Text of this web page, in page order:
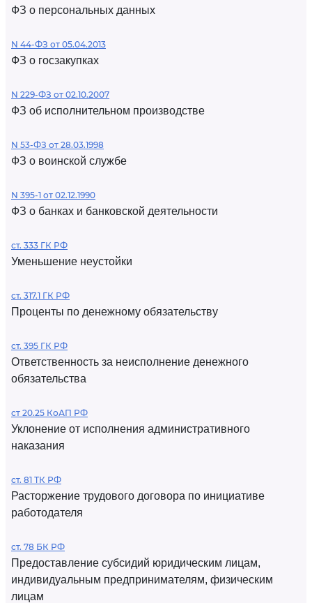
ФЗ о персональных данных
N 44-ФЗ от 05.04.2013
ФЗ о госзакупках
N 229-ФЗ от 02.10.2007
ФЗ об исполнительном производстве
N 53-ФЗ от 28.03.1998
ФЗ о воинской службе
N 395-1 от 02.12.1990
ФЗ о банках и банковской деятельности
ст. 333 ГК РФ
Уменьшение неустойки
ст. 317.1 ГК РФ
Проценты по денежному обязательству
ст. 395 ГК РФ
Ответственность за неисполнение денежного
обязательства
ст 20.25 КоАП РФ
Уклонение от исполнения административного
наказания
ст. 81 ТК РФ
Расторжение трудового договора по инициативе
работодателя
ст. 78 БК РФ
Предоставление субсидий юридическим лицам,
индивидуальным предпринимателям, физическим
лицам